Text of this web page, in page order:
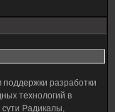
разработки
технологий в
Радикалы,